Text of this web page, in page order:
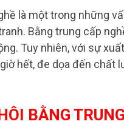
là một trong những
Bằng trung cấp
Tuy nhiên, với sự
hết, đe dọa đến
BẰNG